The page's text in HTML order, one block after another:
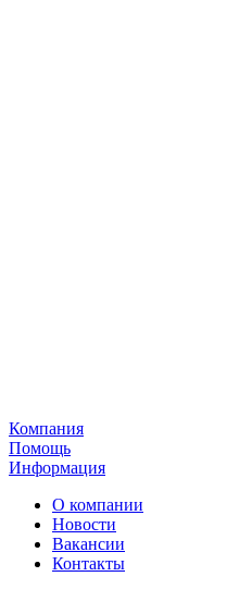
Компания
Помощь
Информация
О компании
Новости
Вакансии
Контакты